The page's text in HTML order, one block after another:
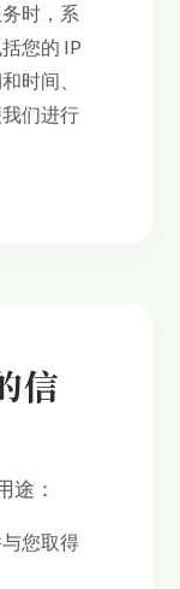
时，系
您的 IP
时间、
们进行
信
途：
您取得